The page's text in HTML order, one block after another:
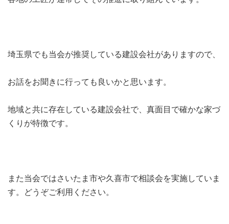
埼玉県でも当会が推奨している建設会社がありますので、
お話をお聞きに行っても良いかと思います。
地域と共に存在している建設会社で、真面目で確かな家づ
くりが特徴です。
また当会ではさいたま市や久喜市で相談会を実施していま
す。どうぞご利用ください。